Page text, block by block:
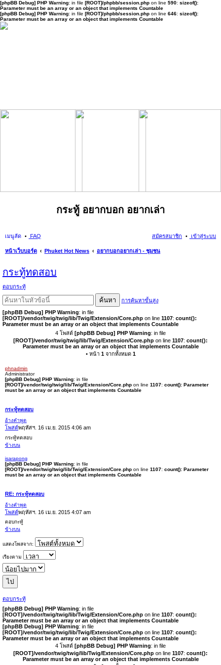
[phpBB Debug] PHP Warning: in file [ROOT]/phpbb/session.php on line 590: sizeof():
Parameter must be an array or an object that implements Countable
[phpBB Debug] PHP Warning: in file [ROOT]/phpbb/session.php on line 646: sizeof():
Parameter must be an array or an object that implements Countable
กระทู้ อยากบอก อยากเล่า
เมนูลัด FAQ เข้าสู่ระบบ
สมัครสมาชิก
หน้าเว็บบอร์ด Phuket Hot News
อยากบอกอยากเล่า - ชุมชน
กระทู้ทดสอบ
ตอบกระทู้
ค้นหา
การค้นหาขั้นสูง
[phpBB Debug] PHP Warning: in file
[ROOT]/vendor/twig/twig/lib/Twig/Extension/Core.php on line 1107: count():
Parameter must be an array or an object that implements Countable
4 โพสต์ [phpBB Debug] PHP Warning: in file
[ROOT]/vendor/twig/twig/lib/Twig/Extension/Core.php on line 1107: count():
Parameter must be an array or an object that implements Countable
• หน้า 1จากทั้งหมด 1
phnadmin
Administrator
[phpBB Debug] PHP Warning: in file
[ROOT]/vendor/twig/twig/lib/Twig/Extension/Core.php on line 1107: count(): Parameter
must be an array or an object that implements Countable
กระทู้ทดสอบ
อ้างคำพูด
โพสต์พฤหัสฯ. 16 เม.ย. 2015 4:06 am
กระทู้ทดสอบ
ข้างบน
isarapong
[phpBB Debug] PHP Warning: in file
[ROOT]/vendor/twig/twig/lib/Twig/Extension/Core.php on line 1107: count(): Parameter
must be an array or an object that implements Countable
RE: กระทู้ทดสอบ
อ้างคำพูด
โพสต์พฤหัสฯ. 16 เม.ย. 2015 4:07 am
ตอบกะทู้
ข้างบน
แสดงโพสจาก:
เรียงตาม
ตอบกระทู้
[phpBB Debug] PHP Warning: in file
[ROOT]/vendor/twig/twig/lib/Twig/Extension/Core.php on line 1107: count():
Parameter must be an array or an object that implements Countable
[phpBB Debug] PHP Warning: in file
[ROOT]/vendor/twig/twig/lib/Twig/Extension/Core.php on line 1107: count():
Parameter must be an array or an object that implements Countable
4 โพสต์ [phpBB Debug] PHP Warning: in file
[ROOT]/vendor/twig/twig/lib/Twig/Extension/Core.php on line 1107: count():
Parameter must be an array or an object that implements Countable